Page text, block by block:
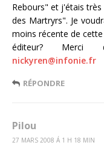
Rebours" et j'étais
des Martryrs". Je
moins récente de
éditeur? Merci
nickyren@infonie.fr
RÉPONDRE
Pilou
27 MARS 2008 Á 1 H 18 MIN